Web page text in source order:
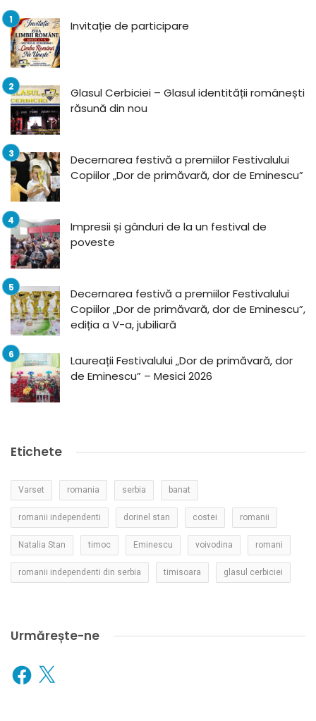
Invitație de participare
Glasul Cerbiciei – Glasul identității românești
răsună din nou
Decernarea festivă a premiilor Festivalului
Copiilor „Dor de primăvară, dor de Eminescu”
Impresii și gânduri de la un festival de
poveste
Decernarea festivă a premiilor Festivalului
Copiilor „Dor de primăvară, dor de Eminescu”,
ediția a V-a, jubiliară
Laureații Festivalului „Dor de primăvară, dor
de Eminescu” – Mesici 2026
Etichete
Varset romania serbia banat
romanii independenti dorinel stan costei romanii
Natalia Stan timoc Eminescu voivodina romani
romanii independenti din serbia timisoara glasul cerbiciei
Urmărește-ne
Facebook
X